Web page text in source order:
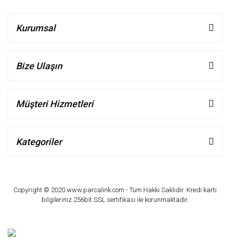
Kurumsal
Bize Ulaşın
Müşteri Hizmetleri
Kategoriler
Copyright © 2020 www.parcalink.com - Tüm Hakkı Saklıdır. Kredi kartı
bilgileriniz 256bit SSL sertifikası ile korunmaktadır.